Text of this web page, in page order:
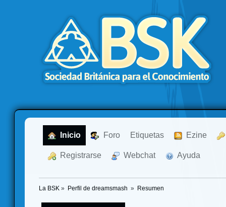
Inicio Foro Etiquetas Ezine
Registrarse Webchat Ayuda
La BSK » Perfil de dreamsmash » Resumen